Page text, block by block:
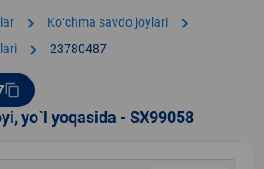
chevron_right Koʻchma savdo joylari chevron_right
chevron_right 23780487
content_copy
yo`l yoqasida - SX99058